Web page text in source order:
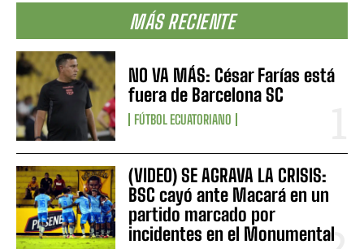
MÁS RECIENTE
NO VA MÁS: César Farías está
fuera de Barcelona SC
FÚTBOL ECUATORIANO
(VIDEO) SE AGRAVA LA CRISIS:
BSC cayó ante Macará en un
partido marcado por
incidentes en el Monumental